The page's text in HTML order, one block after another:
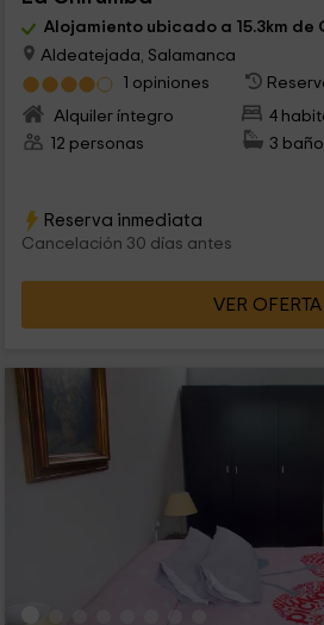
Alojamiento ubicado a 15.3km de
Aldeatejada, Salamanca
1 opiniones
Alquiler íntegro
4
12 personas
3
Reserva inmediata
Cancelación 30 días antes
VER OFERTA